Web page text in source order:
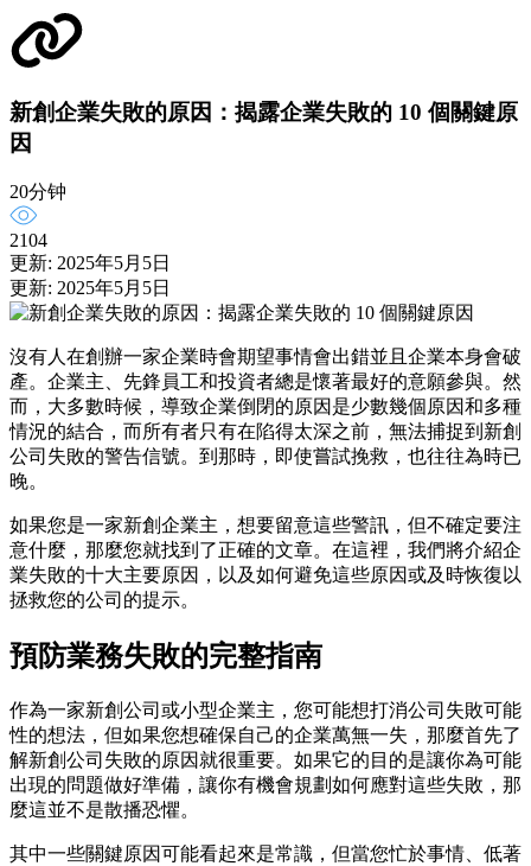
新創企業失敗的原因：揭露企業失敗的 10 個關鍵原
因
20分钟
2104
更新: 2025年5月5日
更新: 2025年5月5日
沒有人在創辦一家企業時會期望事情會出錯並且企業本身會破
產。企業主、先鋒員工和投資者總是懷著最好的意願參與。然
而，大多數時候，導致企業倒閉的原因是少數幾個原因和多種
情況的結合，而所有者只有在陷得太深之前，無法捕捉到新創
公司失敗的警告信號。到那時，即使嘗試挽救，也往往為時已
晚。
如果您是一家新創企業主，想要留意這些警訊，但不確定要注
意什麼，那麼您就找到了正確的文章。在這裡，我們將介紹企
業失敗的十大主要原因，以及如何避免這些原因或及時恢復以
拯救您的公司的提示。
預防業務失敗的完整指南
作為一家新創公司或小型企業主，您可能想打消公司失敗可能
性的想法，但如果您想確保自己的企業萬無一失，那麼首先了
解新創公司失敗的原因就很重要。如果它的目的是讓你為可能
出現的問題做好準備，讓你有機會規劃如何應對這些失敗，那
麼這並不是散播恐懼。
其中一些關鍵原因可能看起來是常識，但當您忙於事情、低著